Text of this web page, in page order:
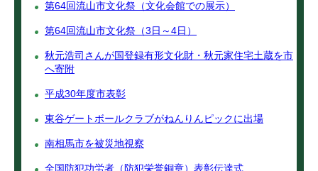
第64回流山市文化祭（文化会館での展示）
第64回流山市文化祭（3日～4日）
秋元浩司さんが国登録有形文化財・秋元家住宅土蔵を市
へ寄附
平成30年度市表彰
東谷ゲートボールクラブがねんりんピックに出場
南相馬市を被災地視察
全国防犯功労者（防犯栄誉銅章）表彰伝達式